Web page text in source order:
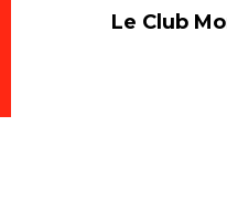
Le Club